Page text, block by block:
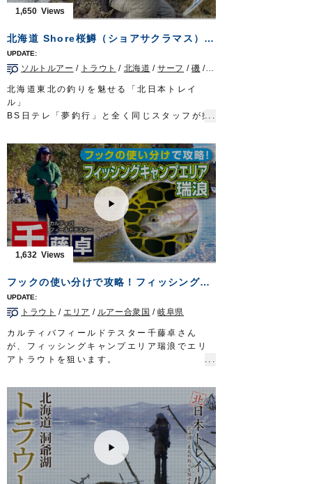
1,650
北海道 Shore桜鱒（ショアサクラマス）【北日本トレイルvol.13】
ソルトルアー / トラウト / 北海道 /サーフ / 磯 /
北海道東北の釣りを魅せる「北日本トレイ
ル」
BS日テレ「夢釣行」と全く同じスタッフが撮
るシリーズです。
13回目の今回はサーフや磯から狙い撃つサク
ラマス。
釣り人は千歳でプロショップ「清竿堂」を営
む二橋翔大さん。
工夫を怠らず、魚と融合するシステムを常に
模索しつづける姿勢は、穏やかな物腰のなか
にも一貫した釣りへのスタンスを感じさせて
くれ、慕う人が多い方です。
ルアーセレクト、フックシステムにも流れる
貴重な１尾を手中にするためのフックシステ
ムと、その根拠も解説してくれています。
黎明期を過ぎ、成熟期にさしかかりつつある
そのの全体像を知り得る映像として貴重なも
のになりました。
ぜひご覧くださいませ。
・ファイアフック
ジグミノー、ジグ…#1もしくは#1/0
ミノー…#1/0
・STX-45ZN
OWNERMOVIE http://ownertv.jp/
オーナーばりwebsite
http://www.owner.co.jp
1,632
フックの使い分けで攻略！フィッシングキャンプエリア瑞浪
トラウト / エリア / ルアー合衆国 /岐阜県
カルティバフィールドテスター千藤卓さん
が、フィッシングキャンプエリア瑞浪でエリ
アトラウトを狙います。
もわかりやすく攻略法を実釣解説しています
ので、この動画をご覧いただき、これから迎
える春本番にエリアトラウトを楽しまれては
いかがでしょうか。
2022年3月26日に放送された『ルアー合衆
国』の動画です※一部カットしております。
■ロケ協力…岐阜県瑞浪市/フィッシングキャ
ンプエリア瑞浪様